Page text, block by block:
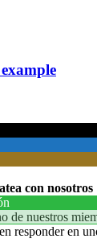
con nosotros
de nuestros
responder en